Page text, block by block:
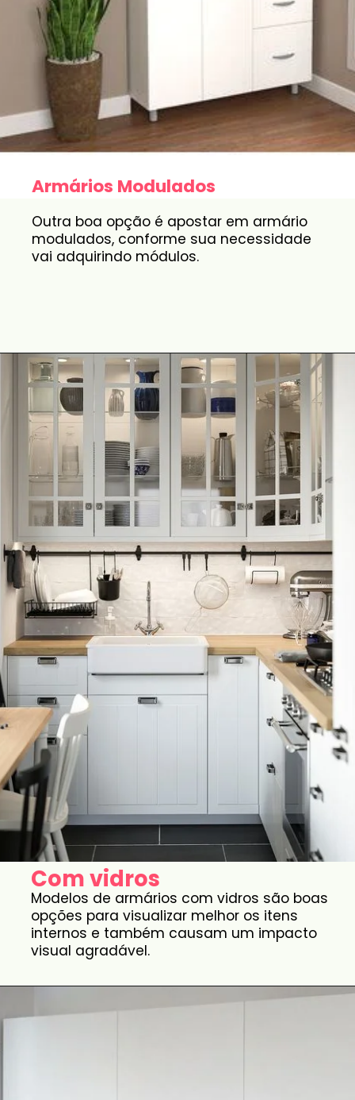
Armários Modulados
Outra boa opção é apostar em armário
modulados, conforme sua necessidade
vai adquirindo módulos.
Com vidros
Modelos de armários com vidros são boas
opções para visualizar melhor os itens
internos e também causam um impacto
visual agradável.